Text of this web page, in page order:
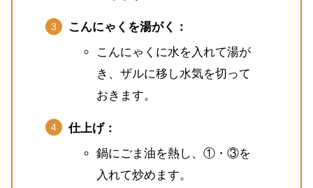
こんにゃくを湯がく：
こんにゃくに水を入れて湯が
き、ザルに移し水気を切って
おきます。
仕上げ：
鍋にごま油を熱し、①・③を
入れて炒めます。